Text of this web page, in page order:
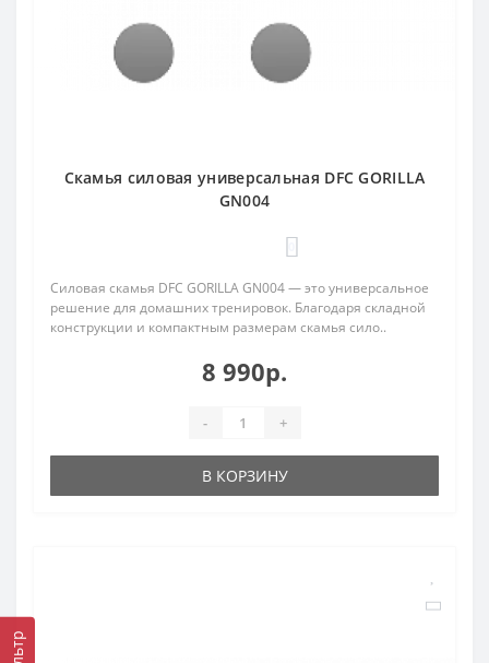
Скамья силовая универсальная DFC GORILLA
GN004
Силовая скамья DFC GORILLA GN004 — это универсальное
решение для домашних тренировок. Благодаря складной
конструкции и компактным размерам скамья сило..
8 990р.
- +
В КОРЗИНУ